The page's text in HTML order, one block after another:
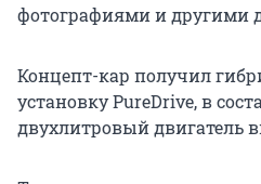
фотографиями и другими
Концепт-кар получил
установку PureDrive, в
двухлитровый двигатель